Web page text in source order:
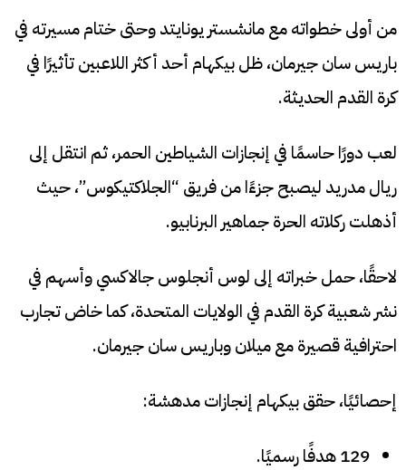
من أولى خطواته مع مانشستر يونايتد وحتى ختام مسيرته في
باريس سان جيرمان، ظل بيكهام أحد أكثر اللاعبين تأثيرًا في
كرة القدم الحديثة.
لعب دورًا حاسمًا في إنجازات الشياطين الحمر، ثم انتقل إلى
ريال مدريد ليصبح جزءًا من فريق “الجلاكتيكوس”، حيث
أذهلت ركلاته الحرة جماهير البرنابيو.
لاحقًا، حمل خبراته إلى لوس أنجلوس جالاكسي وأسهم في
نشر شعبية كرة القدم في الولايات المتحدة، كما خاض تجارب
احترافية قصيرة مع ميلان وباريس سان جيرمان.
إحصائيًا، حقق بيكهام إنجازات مدهشة:
129 هدفًا رسميًا.